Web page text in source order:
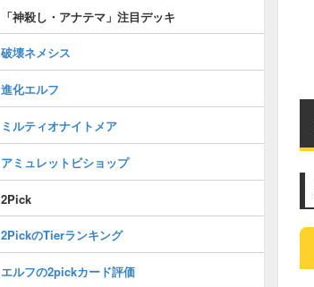
「神殺し・アナテマ」注目デッキ
破壊ネメシス
進化エルフ
ミルティオナイトメア
アミュレットビショップ
2Pick
2PickのTierランキング
エルフの2pickカード評価